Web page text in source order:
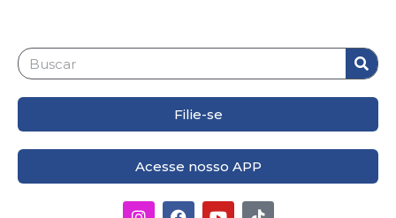
Filie-se
Acesse nosso APP